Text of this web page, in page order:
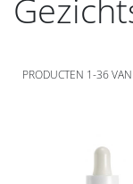
PRODUCTEN 1-36VAN